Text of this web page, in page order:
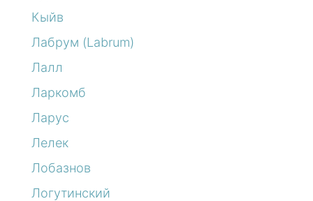
Кыйв
Лабрум (Labrum)
Лалл
Ларкомб
Ларус
Лелек
Лобазнов
Логутинский